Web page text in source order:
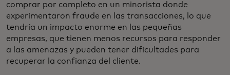
comprar por completo en un minorista donde
experimentaron fraude en las transacciones, lo que
tendría un impacto enorme en las pequeñas
empresas, que tienen menos recursos para responder
a las amenazas y pueden tener dificultades para
recuperar la confianza del cliente.